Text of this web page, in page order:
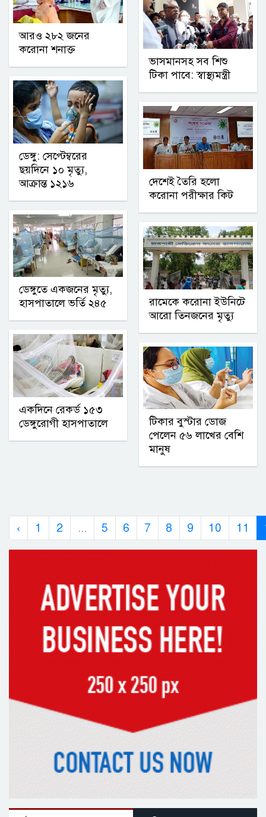
আরও ২৮২ জনের
করোনা শনাক্ত
ডেঙ্গু: সেপ্টেম্বরের
ছয়দিনে ১০ মৃত্যু,
আক্রান্ত ১২১৬
ডেঙ্গুতে একজনের মৃত্যু,
হাসপাতালে ভর্তি ২৪৫
একদিনে রেকর্ড ১৫৩
ডেঙ্গুরোগী হাসপাতালে
ভাসমানসহ সব শিশু
টিকা পাবে: স্বাস্থ্যমন্ত্রী
দেশেই তৈরি হলো
করোনা পরীক্ষার কিট
রামেকে করোনা ইউনিটে
আরো তিনজনের মৃত্যু
টিকার বুস্টার ডোজ
পেলেন ৫৬ লাখের বেশি
মানুষ
‹ 1 2 ... 5 6 7 8 9 10 11